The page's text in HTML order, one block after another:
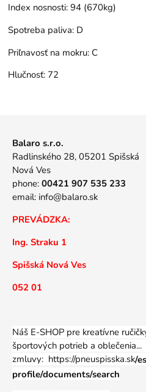
Index nosnosti: 94 (670kg)
Spotreba paliva: D
Priľnavosť na mokru: C
Hlučnosť: 72
Balaro s.r.o.
Radlinského 28, 05201 Spišská
Nová Ves
phone: 00421 907 535 233
email: info@balaro.sk
PREVÁDZKA:
Ing. Straku 1
Spišská Nová Ves
052 01
Náš E-SHOP pre kreatívne
športových potrieb a oblečenia...
zmluvy: https://pneuspisska.sk/
profile/documents/search